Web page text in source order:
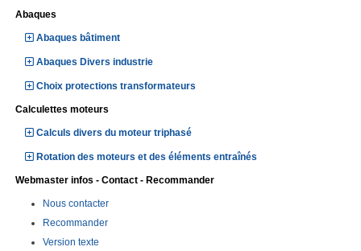
Abaques
Abaques bâtiment
Abaques Divers industrie
Choix protections transformateurs
Calculettes moteurs
Calculs divers du moteur triphasé
Rotation des moteurs et des éléments entraînés
Webmaster infos - Contact - Recommander
Nous contacter
Recommander
Version texte